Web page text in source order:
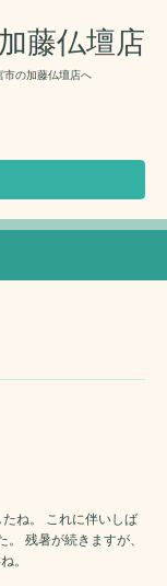
藤仏壇店
の加藤仏壇店へ
ね。 これに伴いしば
残暑が続きますが、
。